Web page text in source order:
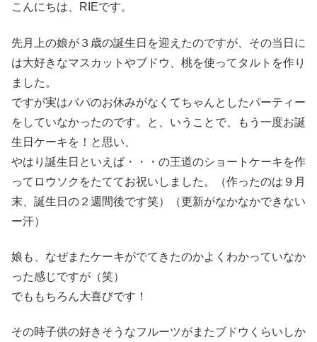
こんにちは、RIEです。
先月上の娘が３歳の誕生日を迎えたのですが、その当日に
は大好きなマスカットやブドウ、桃を使ってタルトを作り
ました。
ですが実はパパのお休みがなくてちゃんとしたパーティー
をしていなかったのです。と、いうことで、もう一度お誕
生日ケーキを！と思い、
やはり誕生日といえば・・・の王道のショートケーキを作
ってロウソクをたててお祝いしました。（作ったのは９月
末、誕生日の２週間後です笑）（更新がなかなかできない
ー汗）
娘も、なぜまたケーキがでてきたのかよくわかっていなか
った感じですが（笑）
でももちろん大喜びです！
その時子供の好きそうなフルーツがまたブドウくらいしか